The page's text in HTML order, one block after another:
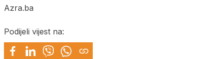
Azra.ba
Podijeli vijest na: